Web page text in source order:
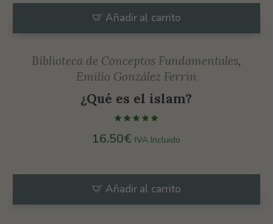
Añadir al carrito
Biblioteca de Conceptos Fundamentales,
Emilio González Ferrín
¿Qué es el islam?
16.50€ IVA Incluido
Añadir al carrito